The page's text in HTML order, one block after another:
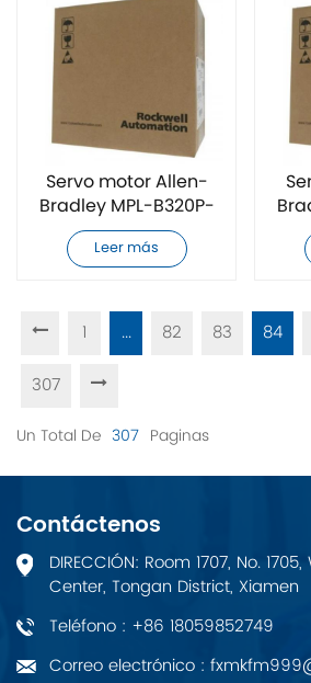
Servo motor Allen-
Bradley MPL-B320P-
MJ74AA totalmente
nuevo
Leer más
1 ... 82 83 84
307
Un Total De 307 Paginas
Contáctenos
DIRECCIÓN: Room 1707, No.
Center, Tongan District, Xiamen
Teléfono : +86 18059852749
Correo electrónico :